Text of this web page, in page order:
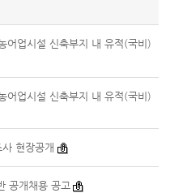
업시설 신축부지 내 유적(국비)
업시설 신축부지 내 유적(국비)
사 현장공개
공개채용 공고